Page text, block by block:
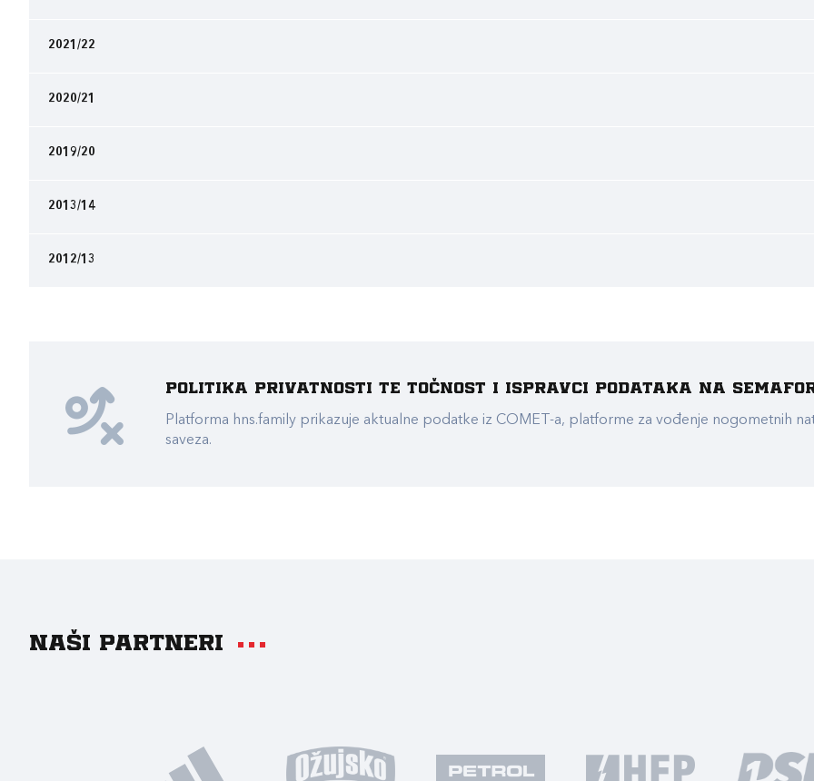
2021/22
2020/21
2019/20
2013/14
2012/13
Politika privatnosti te točnost i ispravci podataka na
Platforma hns.family prikazuje aktualne podatke iz COMET-a, platforme za vođenje nogometnih
saveza.
Naši partneri